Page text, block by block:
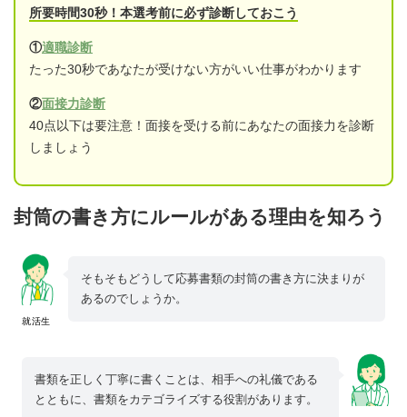
所要時間30秒！本選考前に必ず診断しておこう
①適職診断
たった30秒であなたが受けない方がいい仕事がわかります
②面接力診断
40点以下は要注意！面接を受ける前にあなたの面接力を診断
しましょう
封筒の書き方にルールがある理由を知ろう
就活生
そもそもどうして応募書類の封筒の書き方に決まりが
あるのでしょうか。
書類を正しく丁寧に書くことは、相手への礼儀である
とともに、書類をカテゴライズする役割があります。